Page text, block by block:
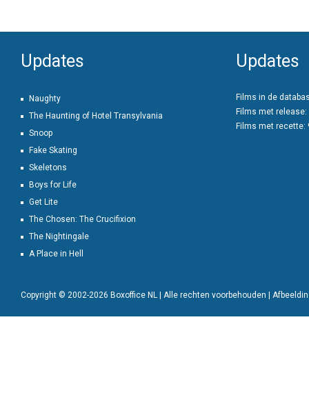
Updates
Naughty
The Haunting of Hotel Transylvania
Snoop
Fake Skating
Skeletons
Boys for Life
Get Lite
The Chosen: The Crucifixion
The Nightingale
A Place in Hell
Updates
Films in de
Films met release:
Films met recette:
Copyright © 2002-2026 Boxoffice NL | Alle rechten voorbehouden |